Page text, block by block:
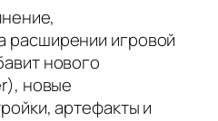
игровой
нового
новые
артефакты и